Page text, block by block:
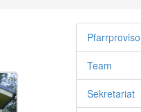
Team
Sekretariat